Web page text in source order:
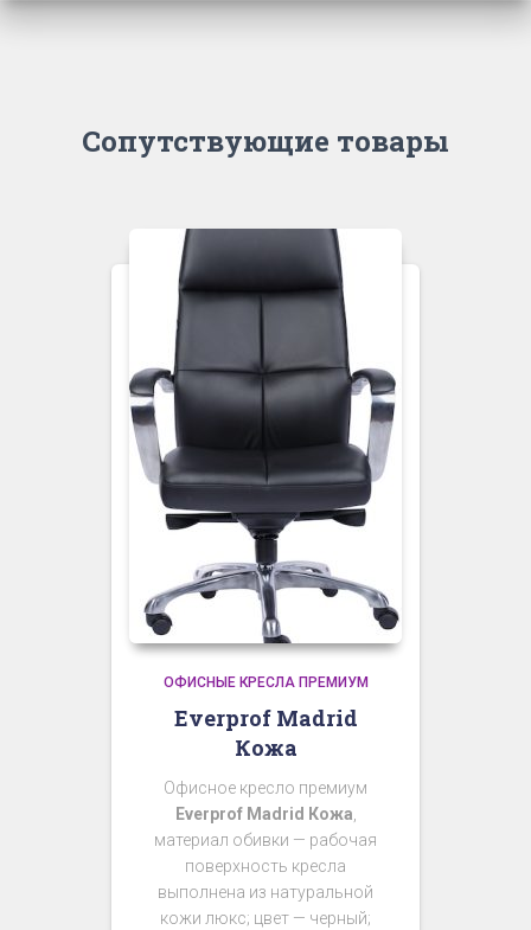
Сопутствующие товары
ОФИСНЫЕ КРЕСЛА ПРЕМИУМ
Everprof Madrid
Кожа
Офисное кресло премиум
Everprof Madrid Кожа
материал обивки — рабочая
поверхность кресла
выполнена из натуральной
кожи люкс; цвет — черный;